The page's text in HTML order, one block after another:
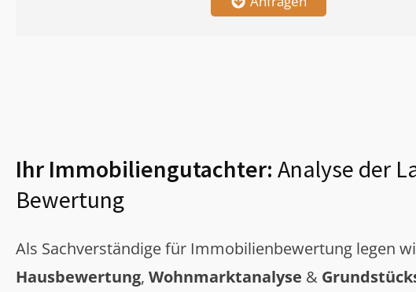
Ihr Immobiliengutachter: Analyse der
Bewertung
Als Sachverständige für Immobilienbewertung legen
Hausbewertung, Wohnmarktanalyse &